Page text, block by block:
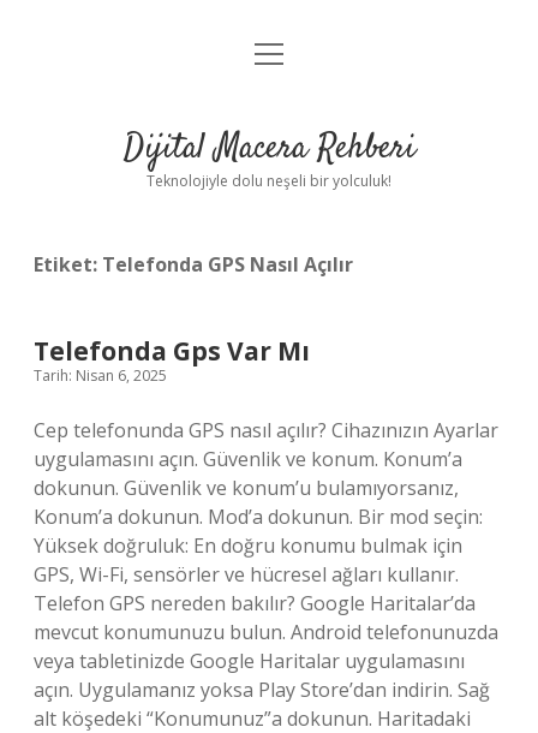
Anasayfa
Yasal Uyarı
menüyü
Dijital Macera Rehberi
Teknolojiyle dolu neşeli bir yolculuk!
Etiket: Telefonda GPS Nasıl Açılır
Telefonda Gps Var Mı
Tarih: Nisan 6, 2025
Cep telefonunda GPS nasıl açılır? Cihazınızın Ayarlar
uygulamasını açın. Güvenlik ve konum. Konum’a
dokunun. Güvenlik ve konum’u bulamıyorsanız,
Konum’a dokunun. Mod’a dokunun. Bir mod seçin:
Yüksek doğruluk: En doğru konumu bulmak için
GPS, Wi-Fi, sensörler ve hücresel ağları kullanır.
Telefon GPS nereden bakılır? Google Haritalar’da
mevcut konumunuzu bulun. Android telefonunuzda
veya tabletinizde Google Haritalar uygulamasını
açın. Uygulamanız yoksa Play Store’dan indirin. Sağ
alt köşedeki “Konumunuz”a dokunun. Haritadaki